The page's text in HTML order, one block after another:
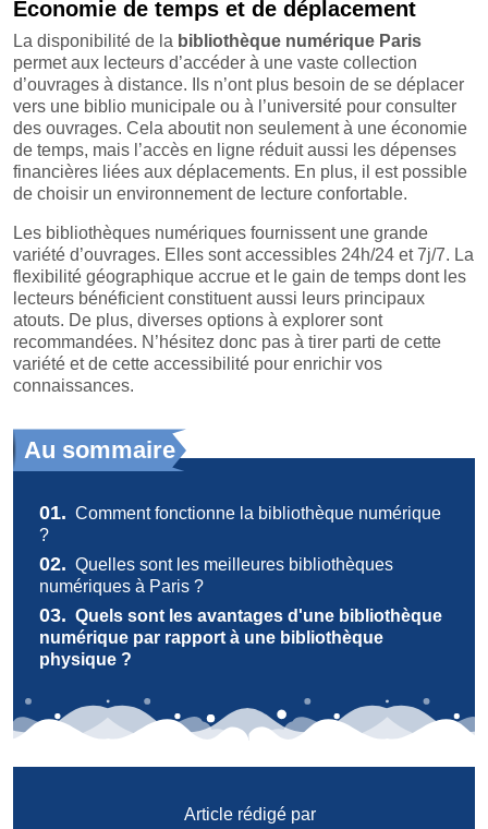
Économie de temps et de déplacement
La disponibilité de la bibliothèque numérique Paris
permet aux lecteurs d’accéder à une vaste collection
d’ouvrages à distance. Ils n’ont plus besoin de se déplacer
vers une biblio municipale ou à l’université pour consulter
des ouvrages. Cela aboutit non seulement à une économie
de temps, mais l’accès en ligne réduit aussi les dépenses
financières liées aux déplacements. En plus, il est possible
de choisir un environnement de lecture confortable.
Les bibliothèques numériques fournissent une grande
variété d’ouvrages. Elles sont accessibles 24h/24 et 7j/7. La
flexibilité géographique accrue et le gain de temps dont les
lecteurs bénéficient constituent aussi leurs principaux
atouts. De plus, diverses options à explorer sont
recommandées. N’hésitez donc pas à tirer parti de cette
variété et de cette accessibilité pour enrichir vos
connaissances.
Au sommaire
01. Comment fonctionne la bibliothèque numérique
?
02. Quelles sont les meilleures bibliothèques
numériques à Paris ?
03. Quels sont les avantages d'une bibliothèque
numérique par rapport à une bibliothèque
physique ?
Article rédigé par